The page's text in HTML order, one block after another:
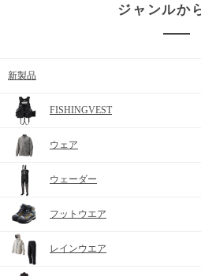
ジャンルか
新製品
FISHINGVEST
ウェア
ウェーダー
フットウエア
レインウエア